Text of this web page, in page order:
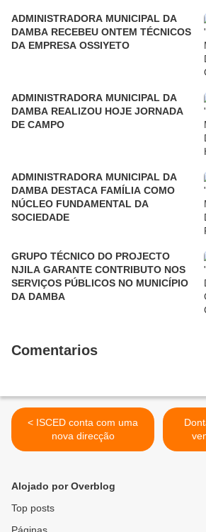
ADMINISTRADORA MUNICIPAL DA
DAMBA RECEBEU ONTEM TÉCNICOS
DA EMPRESA OSSIYETO
ADMINISTRADORA MUNICIPAL DA
DAMBA REALIZOU HOJE JORNADA
DE CAMPO
ADMINISTRADORA MUNICIPAL DA
DAMBA DESTACA FAMÍLIA COMO
NÚCLEO FUNDAMENTAL DA
SOCIEDADE
GRUPO TÉCNICO DO PROJECTO
NJILA GARANTE CONTRIBUTO NOS
SERVIÇOS PÚBLICOS NO MUNICÍPIO
DA DAMBA
Comentarios
< ISCED conta com uma
nova direcção
Alojado por Overblog
Top posts